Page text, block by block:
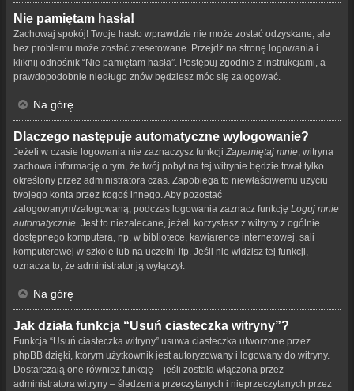
Nie pamiętam hasła!
Zachowaj spokój! Twoje hasło wprawdzie nie może zostać odzyskane, ale
bez problemu może zostać zresetowane. Przejdź na stronę logowania i
kliknij odnośnik “Nie pamiętam hasła”. Postępuj zgodnie z instrukcjami, a
prawdopodobnie niedługo znów będziesz móc się zalogować.
Na górę
Dlaczego następuje automatyczne wylogowanie?
Jeżeli w czasie logowania nie zaznaczysz funkcji Zapamiętaj mnie , witryna
zachowa informację o tym, że twój pobyt na tej witrynie będzie trwał tylko
określony przez administratora czas. Zapobiega to niewłaściwemu użyciu
twojego konta przez kogoś innego. Aby pozostać
zalogowanym/zalogowaną, podczas logowania zaznacz funkcję Loguj mnie
automatycznie . Jest to niezalecane, jeżeli korzystasz z witryny z ogólnie
dostępnego komputera, np. w bibliotece, kawiarence internetowej, sali
komputerowej w szkole lub na uczelni itp. Jeśli nie widzisz tej funkcji,
oznacza to, że administrator ją wyłączył.
Na górę
Jak działa funkcja “Usuń ciasteczka witryny”?
Funkcja “Usuń ciasteczka witryny” usuwa ciasteczka utworzone przez
phpBB dzięki, którym użytkownik jest autoryzowany i logowany do witryny.
Dostarczają one również funkcję – jeśli została włączona przez
administratora witryny – śledzenia przeczytanych i nieprzeczytanych przez